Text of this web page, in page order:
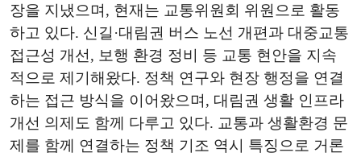
장을 지냈으며, 현재는 교통위원회 위원으로 활동
하고 있다. 신길·대림권 버스 노선 개편과 대중교통
접근성 개선, 보행 환경 정비 등 교통 현안을 지속
적으로 제기해왔다. 정책 연구와 현장 행정을 연결
하는 접근 방식을 이어왔으며, 대림권 생활 인프라
개선 의제도 함께 다루고 있다. 교통과 생활환경 문
제를 함께 연결하는 정책 기조 역시 특징으로 거론